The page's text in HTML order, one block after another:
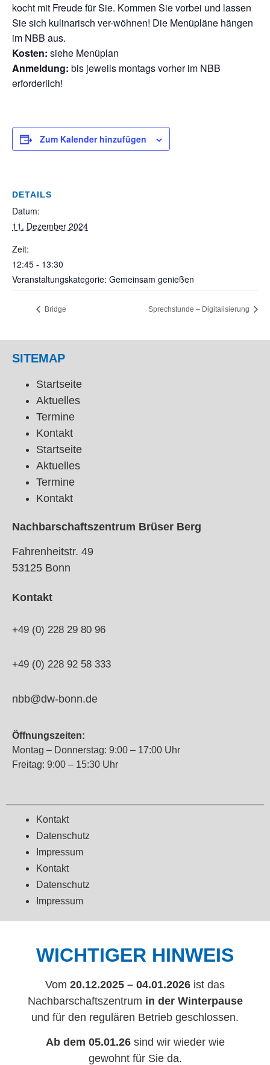
kocht mit Freude für Sie. Kommen Sie vorbei und lassen
Sie sich kulinarisch ver-wöhnen! Die Menüpläne hängen
im NBB aus.
Kosten: siehe Menüplan
Anmeldung: bis jeweils montags vorher im NBB
erforderlich!
Zum Kalender hinzufügen
DETAILS
Datum:
11. Dezember 2024
Zeit:
12:45 - 13:30
Veranstaltungskategorie: Gemeinsam genießen
Bridge Sprechstunde – Digitalisierung
SITEMAP
Startseite
Aktuelles
Termine
Kontakt
Startseite
Aktuelles
Termine
Kontakt
Nachbarschaftszentrum Brüser Berg
Fahrenheitstr. 49
53125 Bonn
Kontakt
+49 (0) 228 29 80 96
+49 (0) 228 92 58 333
nbb@dw-bonn.de
Öffnungszeiten:
Montag – Donnerstag: 9:00 – 17:00 Uhr
Freitag: 9:00 – 15:30 Uhr
Kontakt
Datenschutz
Impressum
Kontakt
Datenschutz
Impressum
WICHTIGER HINWEIS
Vom 20.12.2025 – 04.01.2026 ist das
Nachbarschaftszentrum in der Winterpause
und für den regulären Betrieb geschlossen.
Ab dem 05.01.26sind wir wieder wie
gewohnt für Sie da.